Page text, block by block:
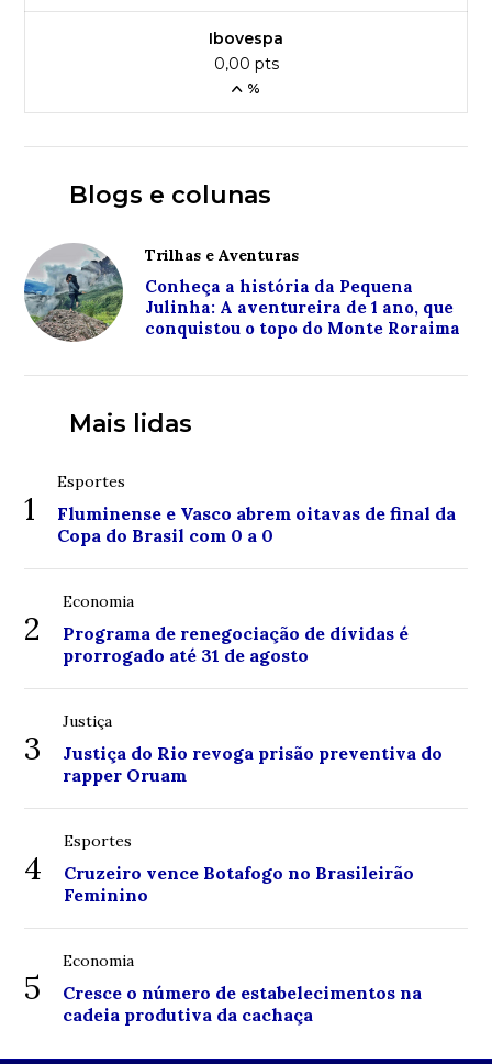
Ibovespa
0,00 pts
%
Blogs e colunas
Trilhas e Aventuras
Conheça a história da Pequena
Julinha: A aventureira de 1 ano, que
conquistou o topo do Monte Roraima
Mais lidas
1
Esportes
Fluminense e Vasco abrem oitavas de final da
Copa do Brasil com 0 a 0
2
Economia
Programa de renegociação de dívidas é
prorrogado até 31 de agosto
3
Justiça
Justiça do Rio revoga prisão preventiva do
rapper Oruam
4
Esportes
Cruzeiro vence Botafogo no Brasileirão
Feminino
5
Economia
Cresce o número de estabelecimentos na
cadeia produtiva da cachaça